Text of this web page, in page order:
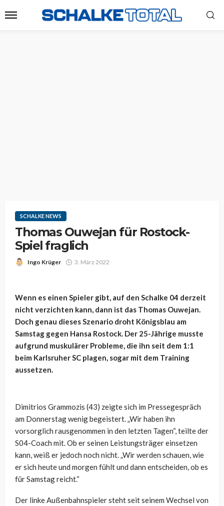
SCHALKE NEWS
Thomas Ouwejan für Rostock-
Spiel fraglich
Ingo Krüger 3. März 2022
Wenn es einen Spieler gibt, auf den Schalke 04 derzeit
nicht verzichten kann, dann ist das Thomas Ouwejan.
Doch genau dieses Szenario droht Königsblau am
Samstag gegen Hansa Rostock. Der 25-Jährige musste
aufgrund muskulärer Probleme, die ihn seit dem 1:1
beim Karlsruher SC plagen, sogar mit dem Training
aussetzen.
Dimitrios Grammozis (43) zeigte sich im Pressegespräch
am Donnerstag wenig begeistert. „Wir haben ihn
vorsorglich rausgenommen in den letzten Tagen“, teilte der
S04-Coach mit. Ob er seinen Leistungsträger einsetzen
kann, weiß er jedoch noch nicht. „Wir werden schauen, wie
er sich heute und morgen fühlt und dann entscheiden, ob es
für Samstag reicht.“
Der linke Außenbahnspieler steht seit seinem Wechsel von